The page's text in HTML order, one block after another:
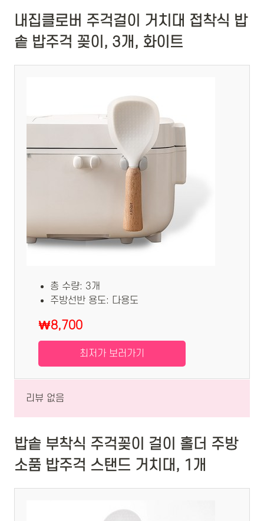
내집클로버 주걱걸이 거치대 접착식 밥
솥 밥주걱 꽂이, 3개, 화이트
총 수량: 3개
주방선반 용도: 다용도
₩8,700
최저가 보러가기
리뷰 없음
밥솥 부착식 주걱꽂이 걸이 홀더 주방
소품 밥주걱 스탠드 거치대, 1개